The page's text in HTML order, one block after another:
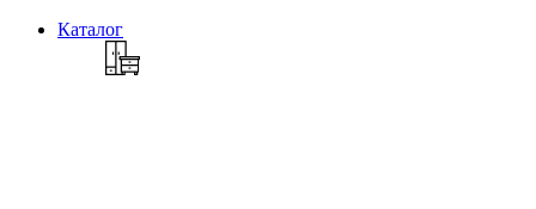
Каталог